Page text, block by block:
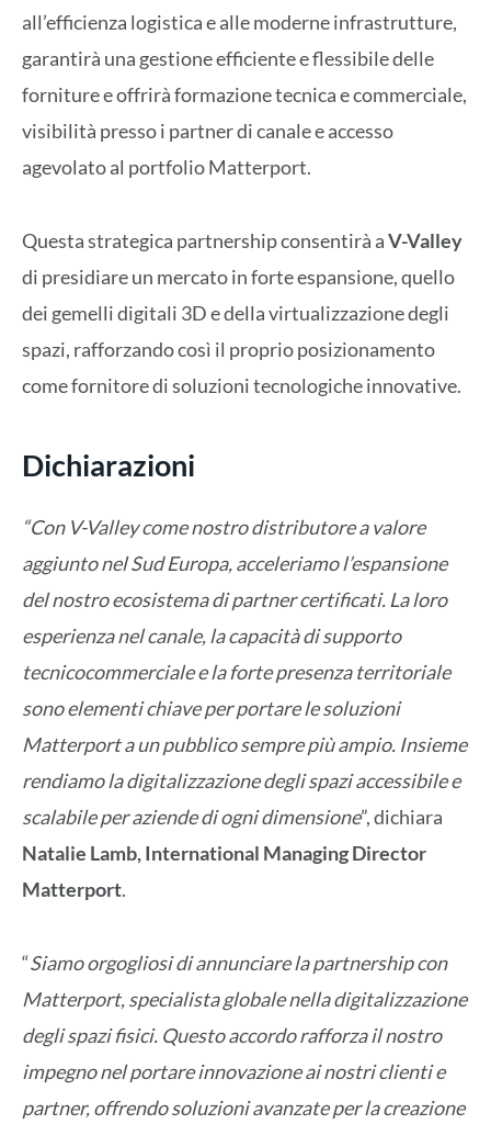
all’efficienza logistica e alle moderne infrastrutture,
garantirà una gestione efficiente e flessibile delle
forniture e offrirà formazione tecnica e commerciale,
visibilità presso i partner di canale e accesso
agevolato al portfolio Matterport.
Questa strategica partnership consentirà aV-Valley
di presidiare un mercato in forte espansione, quello
dei gemelli digitali 3D e della virtualizzazione degli
spazi, rafforzando così il proprio posizionamento
come fornitore di soluzioni tecnologiche innovative.
Dichiarazioni
“Con V-Valley come nostro distributore a valore
aggiunto nel Sud Europa, acceleriamo l’espansione
del nostro ecosistema di partner certificati. La loro
esperienza nel canale, la capacità di supporto
tecnicocommerciale e la forte presenza territoriale
sono elementi chiave per portare le soluzioni
Matterport a un pubblico sempre più ampio. Insieme
rendiamo la digitalizzazione degli spazi accessibile e
scalabile per aziende di ogni dimensione”, dichiara
Natalie Lamb, International Managing Director
Matterport.
“Siamo orgogliosi di annunciare la partnership con
Matterport, specialista globale nella digitalizzazione
degli spazi fisici. Questo accordo rafforza il nostro
impegno nel portare innovazione ai nostri clienti e
partner, offrendo soluzioni avanzate per la creazione